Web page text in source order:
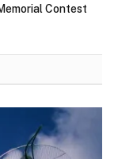
Contest